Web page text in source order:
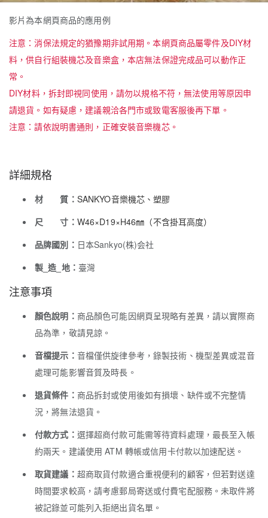
影片為本網頁商品的應用例
注意：消保法規定的猶豫期非試用期。本網頁商品屬零件及DIY材
料，供自行組裝機芯及音樂盒，本店無法保證完成品可以動作正
常。
DIY材料，拆封即視同使用，請勿以規格不符，無法使用等原因申
請退貨。如有疑慮，建議親洽各門市或致電客服後再下單。
注意：請依說明書通則，正確安裝音樂機芯。
詳細規格
材 質： SANKYO音樂機芯、塑膠
尺 寸： W46×D19×H46㎜（不含掛耳高度）
品牌國別： 日本Sankyo(株)会社
製_造_地： 臺灣
注意事項
顏色說明： 商品顏色可能因網頁呈現略有差異，請以實際商
品為準，敬請見諒。
音檔提示： 音檔僅供旋律參考，錄製技術、機型差異或混音
處理可能影響音質及時長。
退貨條件： 商品拆封或使用後如有損壞、缺件或不完整情
況，將無法退貨。
付款方式： 選擇超商付款可能需等待資料處理，最長至入帳
約兩天。建議使用 ATM 轉帳或信用卡付款以加速配送。
取貨建議： 超商取貨付款適合重視便利的顧客，但若對送達
時間要求較高，請考慮郵局寄送或付費宅配服務。未取件將
被記錄並可能列入拒絕出貨名單。